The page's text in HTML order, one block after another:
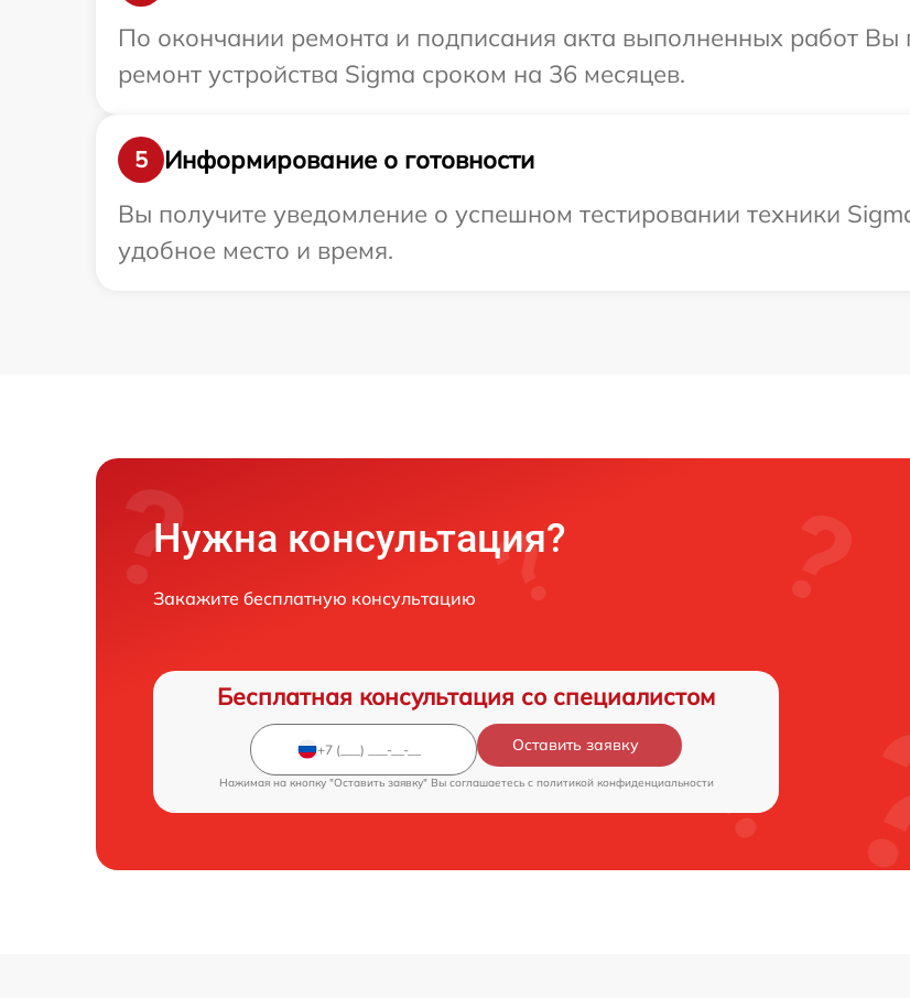
По окончании ремонта и подписания акта выполненных работ
ремонт устройства Sigma сроком на 36 месяцев.
5
Информирование о готовности
Вы получите уведомление о успешном тестировании техники
удобное место и время.
Нужна консультация?
Закажите бесплатную консультацию
Бесплатная консультация со специалистом
Оставить заявку
Нажимая на кнопку "Оставить заявку" Вы соглашаетесь c политикой конфиденциальности